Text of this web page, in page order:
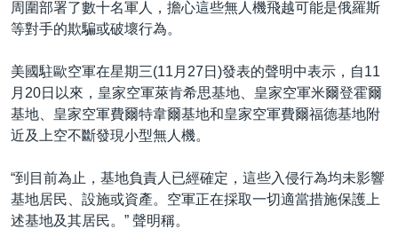
視頻存檔
海外港人
美國透視
建國史話
關注我們
其他語言網站
周圍部署了數十名軍人，擔心這些無人機飛越可能是俄羅斯
等對手的欺騙或破壞行為。
美國駐歐空軍在星期三(11月27日)發表的聲明中表示，自11
月20日以來，皇家空軍萊肯希思基地、皇家空軍米爾登霍爾
基地、皇家空軍費爾特韋爾基地和皇家空軍費爾福德基地附
近及上空不斷發現小型無人機。
“到目前為止，基地負責人已經確定，這些入侵行為均未影響
基地居民、設施或資產。空軍正在採取一切適當措施保護上
述基地及其居民。” 聲明稱。